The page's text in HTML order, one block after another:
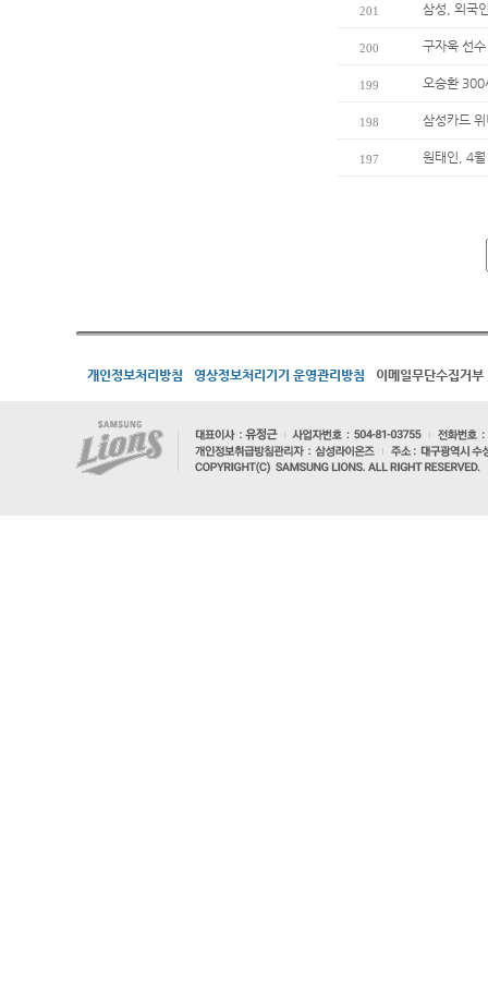
201 삼성, 외국
200 구자욱 선
199 오승환 300
198 삼성카드
197 원태인, 4
개인정보처리방침 영상정보처리기기 운영관리방침 이메일무단수집거부